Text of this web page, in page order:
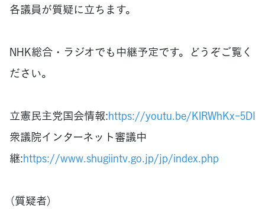
各議員が質疑に立ちます。
NHK総合・ラジオでも中継予定です。どうぞご覧く
ださい。
立憲民主党国会情報:https://youtu.be/KlRWhKx-5DI
衆議院インターネット審議中
継:https://www.shugiintv.go.jp/jp/index.php
（質疑者）